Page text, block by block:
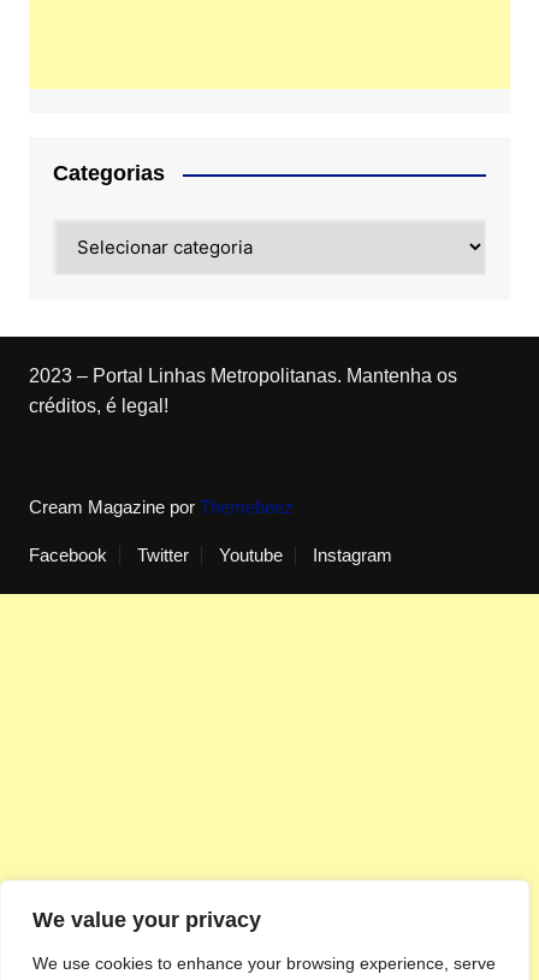
We value your privacy
We use cookies to enhance your browsing experience, serve
Categorias
2023 – Portal Linhas Metropolitanas. Mantenha os
créditos, é legal!
Cream Magazine por Themebeez
Facebook Twitter Youtube Instagram